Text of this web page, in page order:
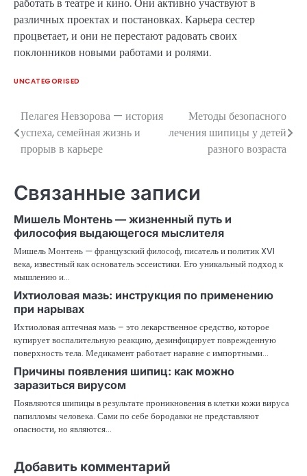
работать в театре и кино. Они активно участвуют в
различных проектах и постановках. Карьера сестер
процветает, и они не перестают радовать своих
поклонников новыми работами и ролями.
UNCATEGORISED
Навигация
по
Пелагея Невзорова — история
успеха, семейная жизнь и
прорыв в карьере
Методы безопасного
лечения шипицы у детей
разного возраста
Связанные записи
Мишель Монтень — жизненный путь и
философия выдающегося мыслителя
Мишель Монтень — французский философ, писатель и политик XVI
века, известный как основатель эссеистики. Его уникальный подход к
мышлению и…
Ихтиоловая мазь: инструкция по применению
при нарывах
Ихтиоловая аптечная мазь – это лекарственное средство, которое
купирует воспалительную реакцию, дезинфицирует поврежденную
поверхность тела. Медикамент работает наравне с импортными…
Причины появления шипиц: как можно
заразиться вирусом
Появляются шипицы в результате проникновения в клетки кожи вируса
папилломы человека. Сами по себе бородавки не представляют
опасности, но являются…
Добавить комментарий